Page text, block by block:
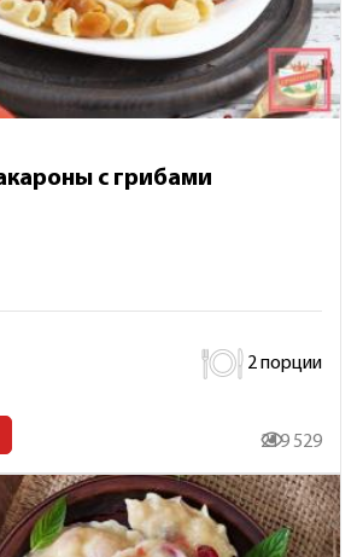
с грибами
2 порции
219 529